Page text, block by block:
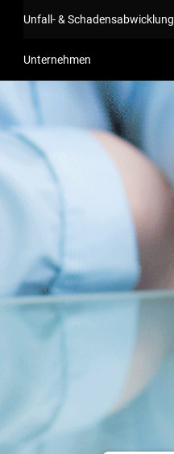
Unfall- & Schadensabwicklung
Unternehmen